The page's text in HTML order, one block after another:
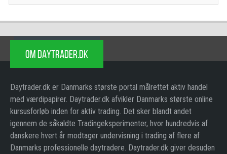
OM DAYTRADER.DK
Daytrader.dk er Danmarks største portal målrettet aktiv handel
med værdipapirer. Daytrader.dk afvikler Danmarks største online
kursusforløb inden for aktiv trading. Det sker blandt andet
igennem de såkaldte Tradingeksperimenter, hvor hundredvis af
danskere hvert år modtager undervisning i trading af flere af
Danmarks professionelle daytradere. Daytrader.dk giver desuden